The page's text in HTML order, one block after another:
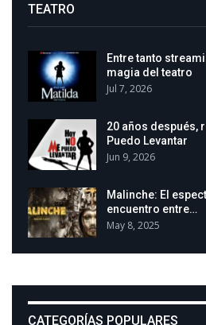
TEATRO
Entre tanto
magia del teatro
Jul 7, 2026
20 años después,
Puedo Levantar
Jun 9, 2026
Malinche: El
encuentro entre…
May 8, 2025
CATEGORÍAS POPULARES